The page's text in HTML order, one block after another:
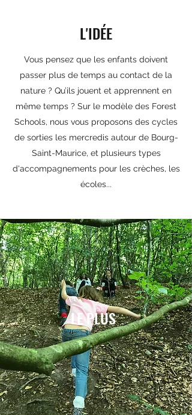
L'IDÉE
Vous pensez que les enfants doivent
passer plus de temps au contact de la
nature ? Qu’ils jouent et apprennent en
même temps ? Sur le modèle des Forest
Schools, nous vous proposons des cycles
de sorties les mercredis autour de Bourg-
Saint-Maurice, et plusieurs types
d'accompagnements pour les crèches, les
écoles...
LE PLUS